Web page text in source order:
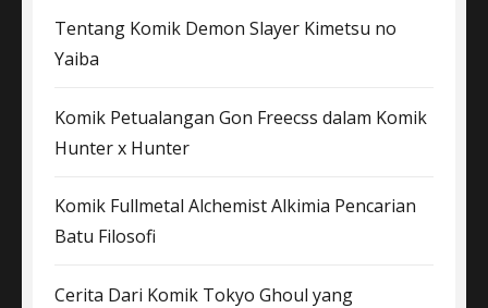
Tentang Komik Demon Slayer Kimetsu no
Yaiba
Komik Petualangan Gon Freecss dalam Komik
Hunter x Hunter
Komik Fullmetal Alchemist Alkimia Pencarian
Batu Filosofi
Cerita Dari Komik Tokyo Ghoul yang